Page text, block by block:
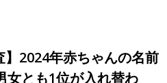
】2024年赤ちゃんの名前
女とも1位が入れ替わ